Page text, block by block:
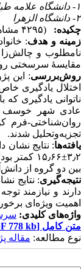
۱- دانشگاه علامه طباطبایی
۲- دانشگاه الزهرا
چکیده:
(۴۲۹۵ مشاهده)
زمینه و هدف:
نامطلوب و
مقایسهٔ سرسختی
روش‌بررسی: این
عادی شهر خوسف
روان‌شناختی-فرم
تجزیه‌وتحلیل شدند.
یافته‌ها
بین دو گروه از
نتیجه‌گیری
دارند و نیازمند
اهمیت ویژه‌ای
واژه‌های کلیدی:
متن کامل [PDF 778 kb]
نوع مطالعه: مقاله